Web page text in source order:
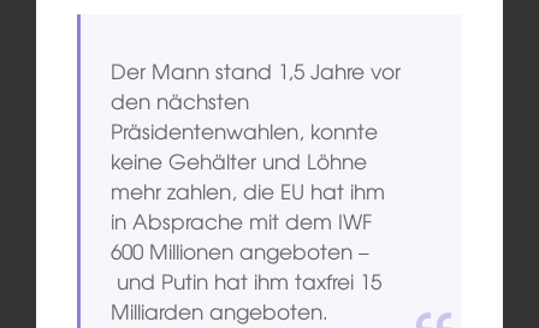
Der Mann stand 1,5 Jahre vor
den nächsten
Präsidentenwahlen, konnte
keine Gehälter und Löhne
mehr zahlen, die EU hat ihm
in Absprache mit dem IWF
600 Millionen angeboten –
und Putin hat ihm taxfrei 15
Milliarden angeboten.